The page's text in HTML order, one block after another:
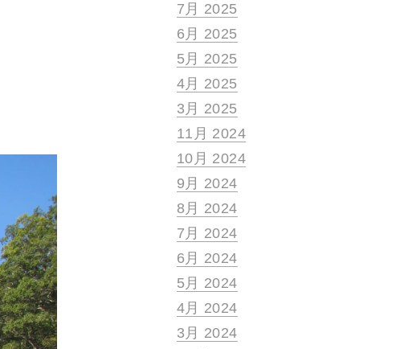
7月 2025
6月 2025
5月 2025
4月 2025
3月 2025
11月 2024
10月 2024
9月 2024
8月 2024
7月 2024
6月 2024
5月 2024
4月 2024
3月 2024